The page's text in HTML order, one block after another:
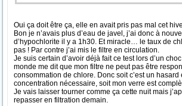
Oui ça doit être ça, elle en avait pris pas mal cet
Bon je n’avais plus d’eau de javel, j’ai donc à
d’hypochlorite il y a 1h30. Et miracle… le taux de
pas ! Par contre j’ai mis le filtre en circulation.
Je suis certain d’avoir déjà fait ce test lors d’un
monde me dit que mon filtre ne peut pas être
consommation de chlore. Donc soit c’est un hasard
concentration nécessaire, soit mon verre est
Je vais laisser tourner comme ça cette nuit mais
repasser en filtration demain.